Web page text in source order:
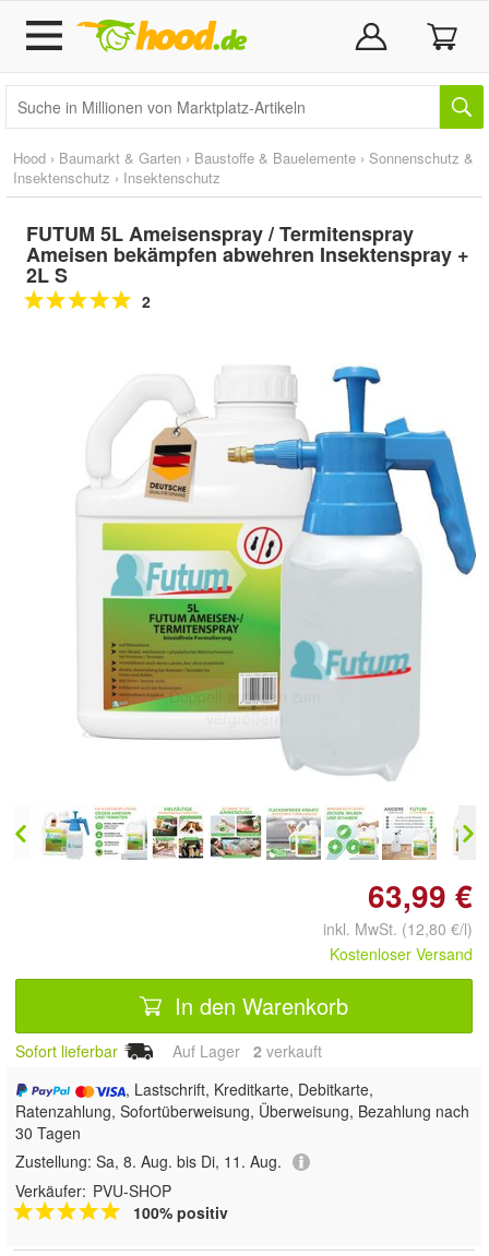
Hood › Baumarkt & Garten › Baustoffe & Bauelemente › Sonnenschutz &
Insektenschutz › Insektenschutz
FUTUM 5L Ameisenspray / Termitenspray
Ameisen bekämpfen abwehren Insektenspray +
2L S
2
Doppelt antippen zum
vergrößern
63,99 €
inkl. MwSt. (12,80 €/l)
Kostenloser Versand
In den Warenkorb
Sofort lieferbar Auf Lager 2 verkauft
, Lastschrift, Kreditkarte, Debitkarte,
Ratenzahlung, Sofortüberweisung, Überweisung, Bezahlung nach
30 Tagen
Zustellung: Sa, 8. Aug. bis Di, 11. Aug.
Verkäufer: PVU-SHOP
100% positiv